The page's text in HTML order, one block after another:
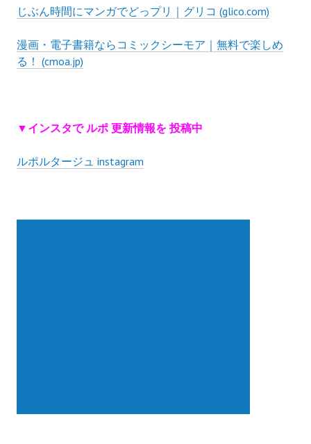
じぶん時間にマンガでどっプリ｜グリコ (glico.com)
漫画・電子書籍ならコミックシーモア｜無料で楽しめ
る！ (cmoa.jp)
▼インスタで ルポ 更新情報を 投稿中
ルポルタージュ instagram